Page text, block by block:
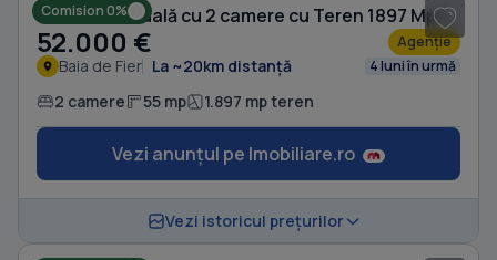
Comision 0% Casă individuală cu 2 camere cu Teren 1897 Mp în Baia de Fier
52.000 € Agenție
Baia de Fier La ~20km distanță 4 luni în urmă
2 camere 55 mp 1.897 mp teren
Vezi anunțul pe Imobiliare.ro
Vezi istoricul prețurilor